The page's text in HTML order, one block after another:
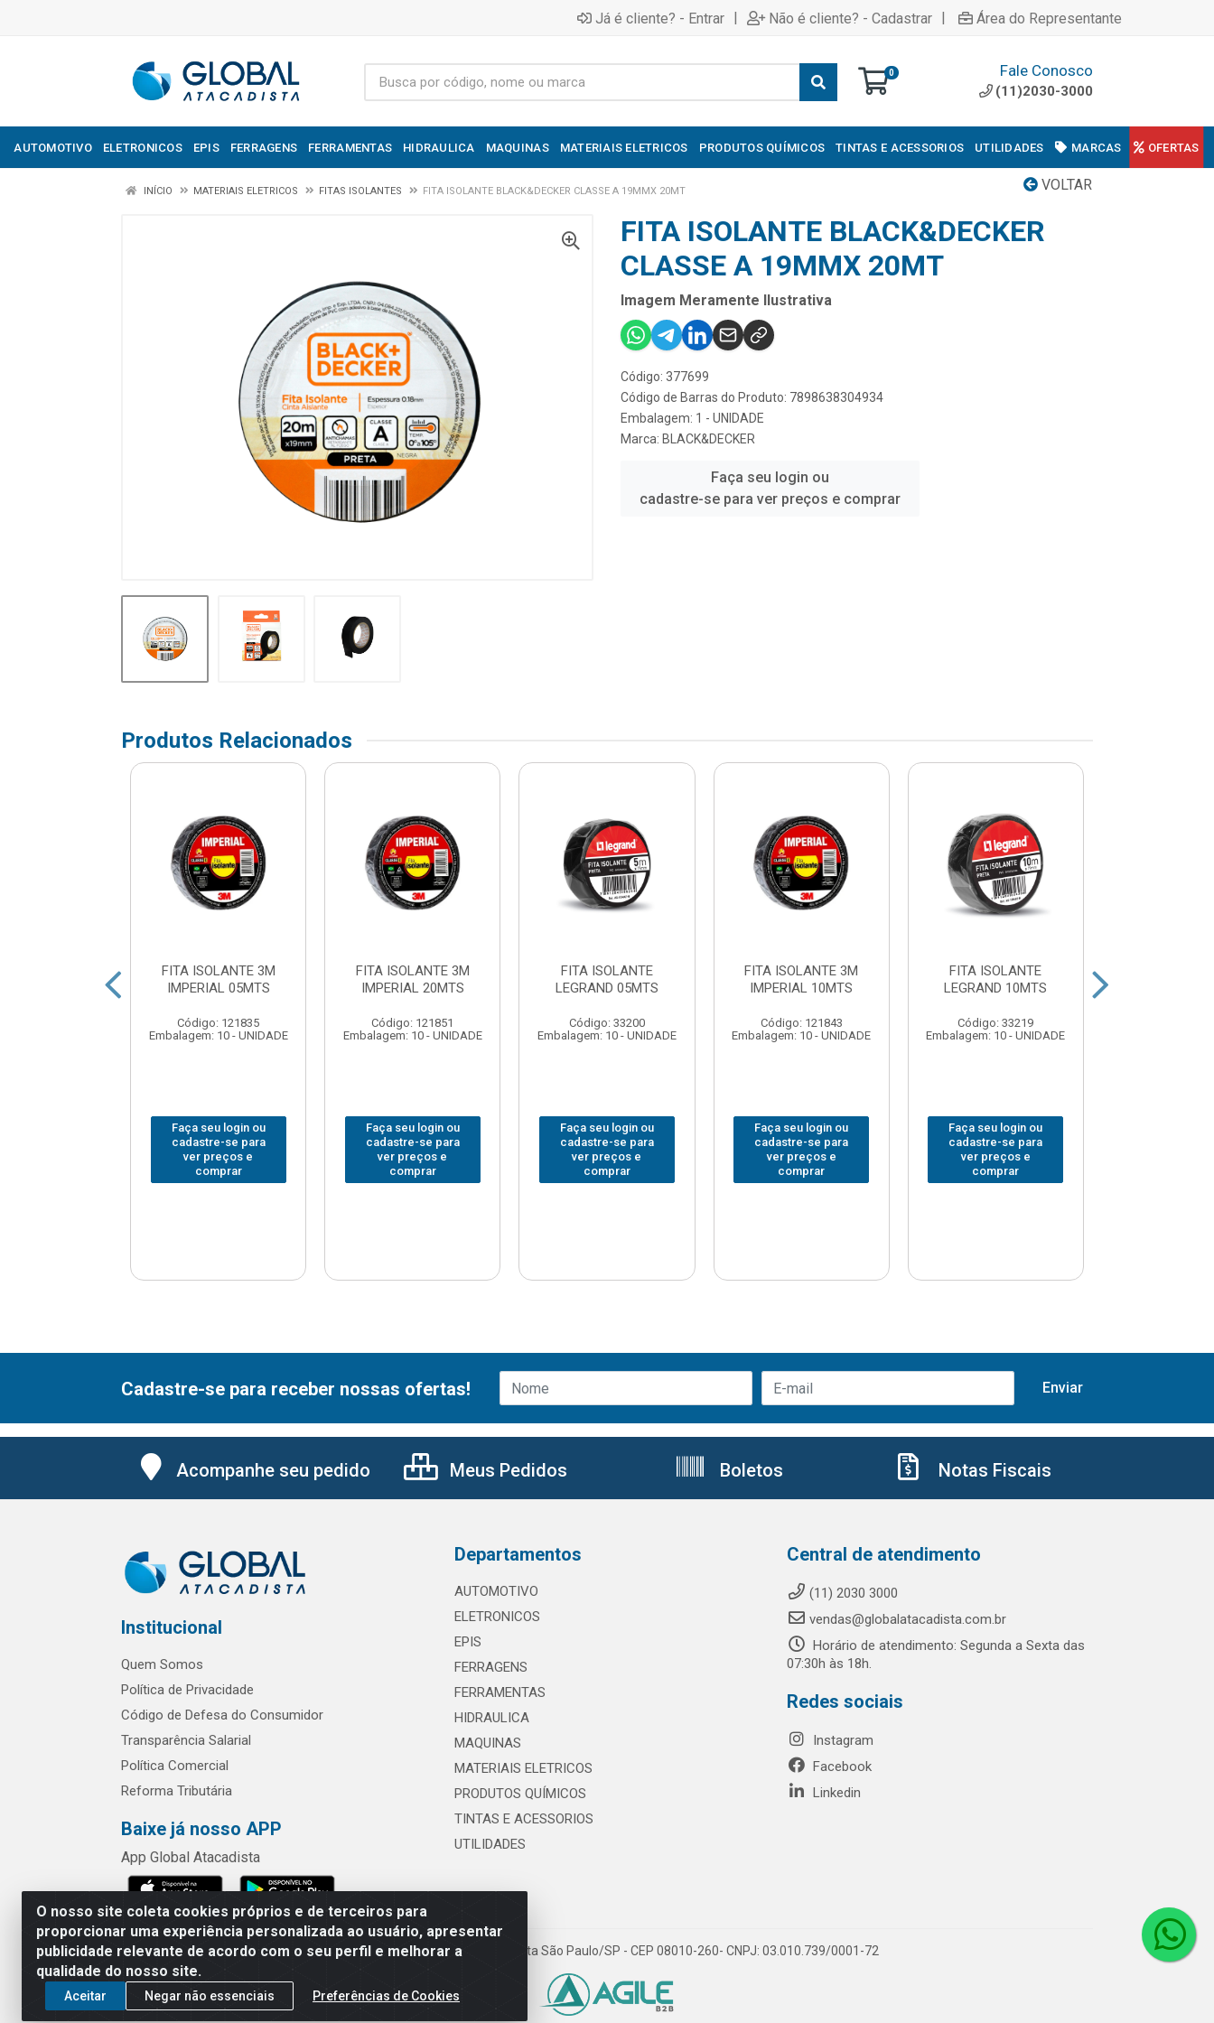
Já é cliente? - Entrar | Não é cliente? - Cadastrar | Área do Representante
0 Fale Conosco
(11)2030-3000
AUTOMOTIVO ELETRONICOS EPIS FERRAGENS FERRAMENTAS HIDRAULICA MAQUINAS MATERIAIS ELETRICOS PRODUTOS QUÍMICOS TINTAS E ACESSORIOS UTILIDADES MARCAS OFERTAS
VOLTAR
INÍCIO MATERIAIS ELETRICOS FITAS ISOLANTES FITA ISOLANTE BLACK&DECKER CLASSE A 19MMX 20MT
FITA ISOLANTE BLACK&DECKER
CLASSE A 19MMX 20MT
Imagem Meramente Ilustrativa
Código: 377699
Código de Barras do Produto: 7898638304934
Embalagem: 1 - UNIDADE
Marca: BLACK&DECKER
Faça seu login ou
cadastre-se para ver preços e comprar
Produtos Relacionados
FITA ISOLANTE 3M
IMPERIAL 05MTS
Código: 121835
Embalagem: 10 - UNIDADE
Faça seu login ou
cadastre-se para
ver preços e
comprar
FITA ISOLANTE 3M
IMPERIAL 20MTS
Código: 121851
Embalagem: 10 - UNIDADE
Faça seu login ou
cadastre-se para
ver preços e
comprar
FITA ISOLANTE
LEGRAND 05MTS
Código: 33200
Embalagem: 10 - UNIDADE
Faça seu login ou
cadastre-se para
ver preços e
comprar
FITA ISOLANTE 3M
IMPERIAL 10MTS
Código: 121843
Embalagem: 10 - UNIDADE
Faça seu login ou
cadastre-se para
ver preços e
comprar
FITA ISOLANTE
LEGRAND 10MTS
Código: 33219
Embalagem: 10 - UNIDADE
Faça seu login ou
cadastre-se para
ver preços e
comprar
O nosso site coleta cookies próprios e de terceiros para
proporcionar uma experiência personalizada ao usuário, apresentar
publicidade relevante de acordo com o seu perfil e melhorar a
qualidade do nosso site.
Aceitar Negar não essenciais Preferências de Cookies
Cadastre-se para receber nossas ofertas!
Acompanhe seu pedido Meus Pedidos Boletos Notas Fiscais
Institucional
Quem Somos
Política de Privacidade
Código de Defesa do Consumidor
Transparência Salarial
Política Comercial
Reforma Tributária
Baixe já nosso APP
App Global Atacadista
Departamentos
AUTOMOTIVO
ELETRONICOS
EPIS
FERRAGENS
FERRAMENTAS
HIDRAULICA
MAQUINAS
MATERIAIS ELETRICOS
PRODUTOS QUÍMICOS
TINTAS E ACESSORIOS
UTILIDADES
Central de atendimento
(11) 2030 3000
vendas@globalatacadista.com.br
Horário de atendimento: Segunda a Sexta das
07:30h às 18h.
Redes sociais
Instagram
Facebook
Linkedin
Rua Chipuê, 117 - S. Miguel Paulista São Paulo/SP - CEP 08010-260- CNPJ: 03.010.739/0001-72